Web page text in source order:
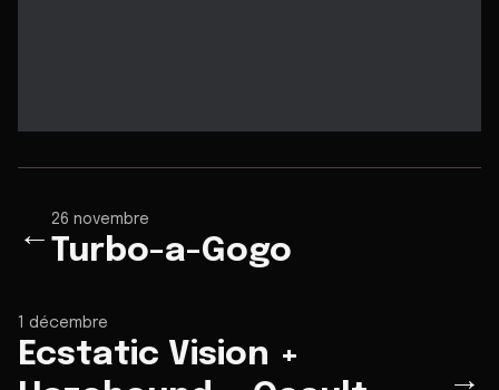
←
26 novembre
Turbo-a-Gogo
1 décembre
Ecstatic Vision +
→